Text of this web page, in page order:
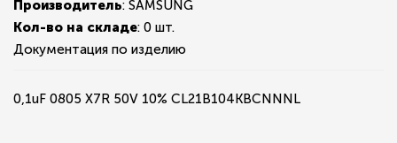
Производитель: SAMSUNG
Кол-во на складе: 0 шт.
Документация по изделию
0,1uF 0805 X7R 50V 10% CL21B104KBCNNNL